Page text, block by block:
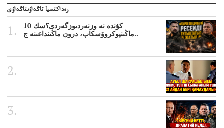
رەداكتسيا تاڭداۋىتاڭداۋى
10 كۇندە نە وزنەردىوزگەردى؟سك
ماڭىنپوكروۆسكاپ، درون ماڭىنداعىنە ج..